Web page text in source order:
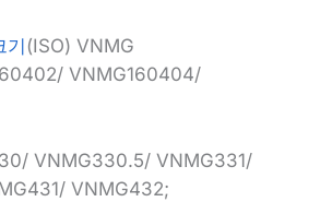
기 (ISO) VNMG
VNMG160404/
VNMG330.5/ VNMG331/
VNMG432;